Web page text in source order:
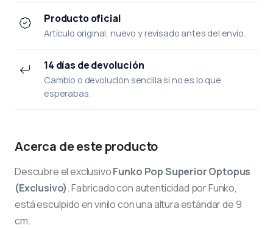
Producto oficial
Artículo original, nuevo y revisado antes del envío.
14 días de devolución
Cambio o devolución sencilla si no es lo que
esperabas.
Acerca de este producto
Descubre el exclusivoFunko Pop Superior Optopus
(Exclusivo). Fabricado con autenticidad por Funko,
está esculpido en vinilo con una altura estándar de 9
cm.